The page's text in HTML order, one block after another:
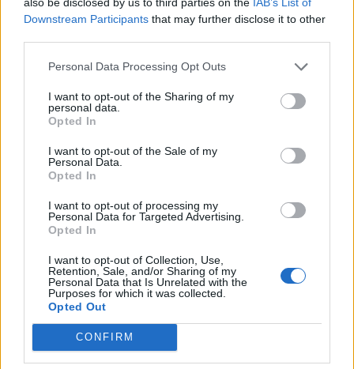
Downstream Participants that may further disclose it to other
Personal Data Processing Opt Outs
I want to opt-out of the Sharing of my
personal data.
Opted In
I want to opt-out of the Sale of my
Personal Data.
Opted In
I want to opt-out of processing my
Personal Data for Targeted Advertising.
Opted In
I want to opt-out of Collection, Use,
Retention, Sale, and/or Sharing of my
Personal Data that Is Unrelated with the
Purposes for which it was collected.
Opted Out
CONFIRM
Ροή Ειδήσεων
Αίγιο: Νεκρός 52χρονος οδηγός λεωφορείου
– Φέρεται να υπέστη καρδιακό επεισόδιο στο
τιμόνι
Αθήνα: Πως ένα τελεσίγραφο τον έφτασε στο
σημείο να σκοτώσει την οικογένεια του
Λακωνία: Στέλνουν Πυροσβέστες στη φωτιά
με όχημα του 1965
Σπάρτη: EYECONIK με σημαντικές εκπτώσεις
στην «Ανοικτή πόλη» και τη «Λευκή νύκτα»